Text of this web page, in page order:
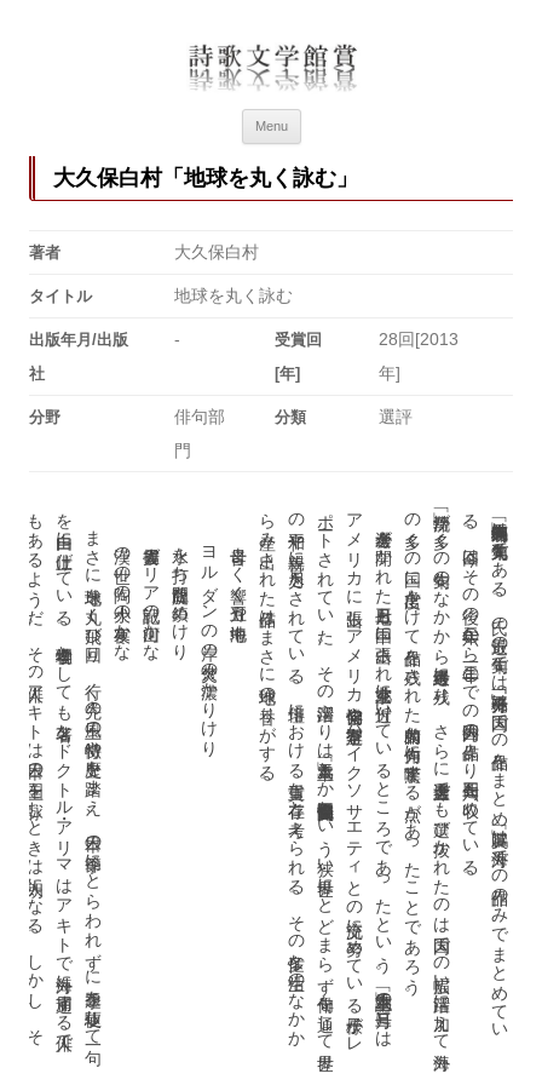
詩歌文学館賞
Menu
大久保白村「地球を丸く詠む」
著者 大久保白村
タイトル 地球を丸く詠む
出版年月/出版
社
-
受賞回
[年]
28回[2013
年]
分野
俳句部
門
分類 選評
有馬朗人句集「流轉」は
第九句集で
あ
る
。
氏の
最近の
句集で
は
「不稀」「分光」は
国内で
の
作品を
ま
と
め
「鵬翼」は
海外で
の
作品の
み
で
ま
と
め
て
い
る。
今回は
そ
の
後の
二〇〇六年か
ら
二〇一〇年ま
で
の
国内外の
作品よ
り
四三六句を
収め
て
い
る
。
「流轉」が
多く
の
句集の
な
か
か
ら
最終選考に
残り
、
さ
ら
に
選考会席上で
も
選び
抜か
れ
た
の
は
国内で
の
幅広い
活躍に
加え
て
海外
の
多く
の
国に
度々出か
け
て
作品を
残さ
れ
た
精力的な
作句力に
驚嘆す
る
点が
あ
っ
た
こ
と
で
あ
ろ
う
。
選考会が
開か
れ
た
三月七日も
中国に
出張さ
れ
北京空港に
近付い
て
い
る
と
こ
ろ
で
あ
っ
た
と
い
う
。
主宰誌「天為」の
三月号に
は
ア
メ
リ
カ
に
出張し
ア
メ
リ
カ
俳句協会や
有季定型ハ
イ
ク
ソ
サ
エ
テ
ィ
と
の
交流に
努め
て
い
る
様子が
レ
ポ
ート
さ
れ
て
い
た
。
そ
の
活躍ぶ
り
は
「天為」主宰と
か
国際俳句交流協会会長と
い
う
狭い
世界に
と
ど
ま
ら
ず
俳句を
通し
て
世界
の
平和や
親善に
尽力を
さ
れ
て
い
る
。
俳壇に
お
け
る
貴重な
存在と
考え
ら
れ
る
。
そ
の
多忙な
生活の
な
か
か
ら
産み
出さ
れ
た
作品は
ま
さ
に
地球の
香り
が
す
る
。
母音よく響く五月や地中海
ヨルダンの岸の焚火の濃かりけり
水を打ち凱旋門を鎮めけり
揚雲雀ガリア戦記の山河かな
漢の世の陶の小犬の夜寒かな
ま
さ
に
地球を
丸く
飛び
回り
、
行く
先々の
風土の
特徴や
歴史を
踏ま
え
、
日本の
季節に
と
ら
わ
れ
ず
に
季題を
駆使し
て
一句
を
自由に
仕上げ
て
い
る
。
物理学者と
し
て
も
著名な
ド
ク
ト
ル
・ア
リ
マ
は
ア
キ
ト
で
海外に
通用す
る
俳人で
も
あ
る
よ
う
だ
。
そ
の
俳人ア
キ
ト
は
日本の
国土を
詠む
と
き
は
朗人に
な
る
。
し
か
し
、
そ
の
眼は
日本も
地球の
一部と
し
て
と
ら
え
大ら
か
に
詠い
あ
げ
て
格調も
高く
詩情に
も
富む